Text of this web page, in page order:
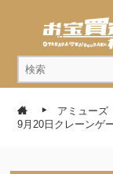
アミューズ
9月20日クレーンゲ